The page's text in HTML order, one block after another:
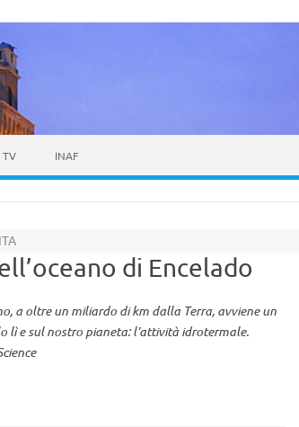
TV INAF
di Encelado
a oltre un miliardo di km dalla Terra, avviene un
lì e sul nostro pianeta: l’attività idrotermale.